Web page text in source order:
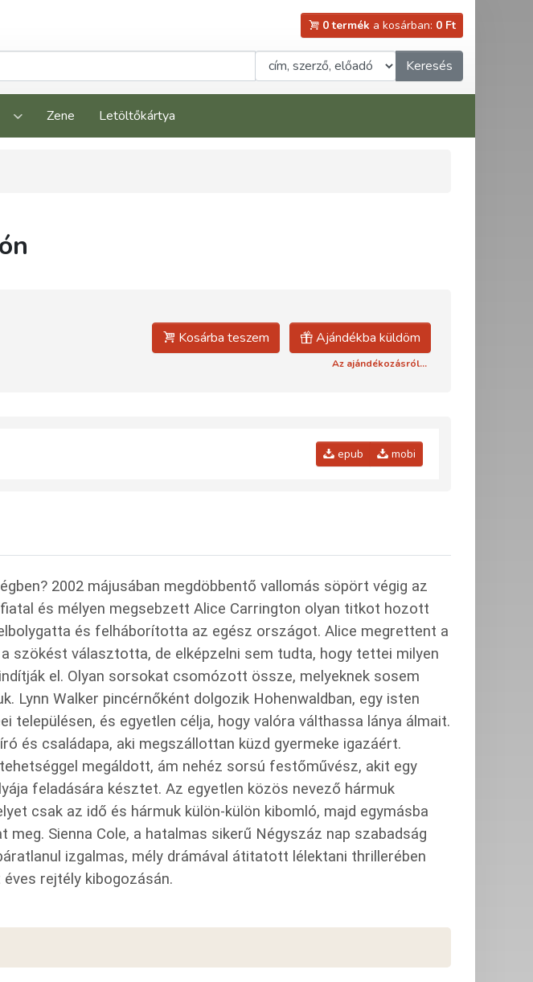
0 termék a kosárban: 0 Ft
Keresés
Zene Letöltőkártya
Kosárba teszem Ajándékba küldöm
Az ajándékozásról...
epub mobi
2002 májusában megdöbbentő vallomás söpört végig az
és mélyen megsebzett Alice Carrington olyan titkot hozott
és felháborította az egész országot. Alice megrettent a
szökést választotta, de elképzelni sem tudta, hogy tettei milyen
el. Olyan sorsokat csomózott össze, melyeknek sosem
Lynn Walker pincérnőként dolgozik Hohenwaldban, egy isten
településen, és egyetlen célja, hogy valóra válthassa lánya álmait.
és családapa, aki megszállottan küzd gyermeke igazáért.
megáldott, ám nehéz sorsú festőművész, akit egy
feladására késztet. Az egyetlen közös nevező hármuk
csak az idő és hármuk külön-külön kibomló, majd egymásba
meg. Sienna Cole, a hatalmas sikerű Négyszáz nap szabadság
izgalmas, mély drámával átitatott lélektani thrillerében
rejtély kibogozásán.